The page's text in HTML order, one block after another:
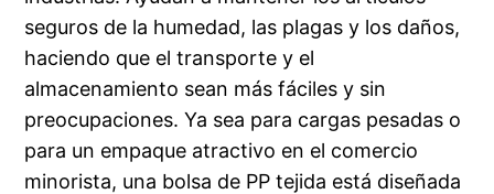
seguros de la humedad, las plagas y los daños,
haciendo que el transporte y el
almacenamiento sean más fáciles y sin
preocupaciones. Ya sea para cargas pesadas o
para un empaque atractivo en el comercio
minorista, una bolsa de PP tejida está diseñada